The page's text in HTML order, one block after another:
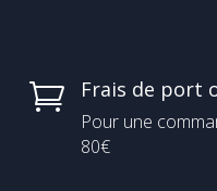
 Frais de port
Pour une
80€